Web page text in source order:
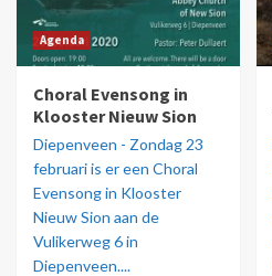
Agenda
Choral Evensong in
Klooster Nieuw Sion
Diepenveen - Zondag 23
februari is er een Choral
Evensong in Klooster
Nieuw Sion aan de
Vulikerweg 6 in
Diepenveen....